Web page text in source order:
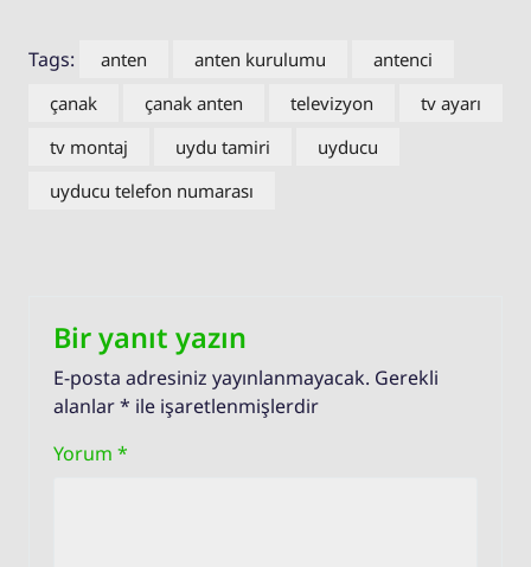
Tags: anten anten kurulumu
antenci
çanak
çanak anten televizyon
tv ayarı
tv montaj
uydu tamiri
uyducu
uyducu telefon numarası
Bir yanıt yazın
E-posta adresiniz yayınlanmayacak. Gerekli
alanlar* ile işaretlenmişlerdir
Yorum *